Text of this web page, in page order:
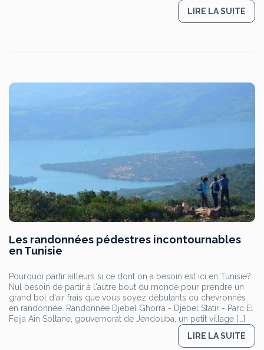
LIRE LA SUITE
Les randonnées pédestres incontournables
en Tunisie
Pourquoi partir ailleurs si ce dont on a besoin est ici en Tunisie?
Nul besoin de partir à l'autre bout du monde pour prendre un
grand bol d'air frais que vous soyez débutants ou chevronnés
en randonnée. Randonnée Djebel Ghorra - Djebel Statir - Parc El
Feija Ain Soltane, gouvernorat de Jendouba, un petit village [...]
LIRE LA SUITE